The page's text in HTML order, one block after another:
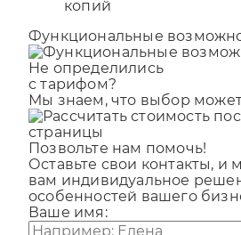
копий
Функциональные
Не определились
с тарифом?
Мы знаем, что выбор
Позвольте нам помочь!
Оставьте свои контакты,
вам индивидуальное
особенностей вашего
Ваше имя: